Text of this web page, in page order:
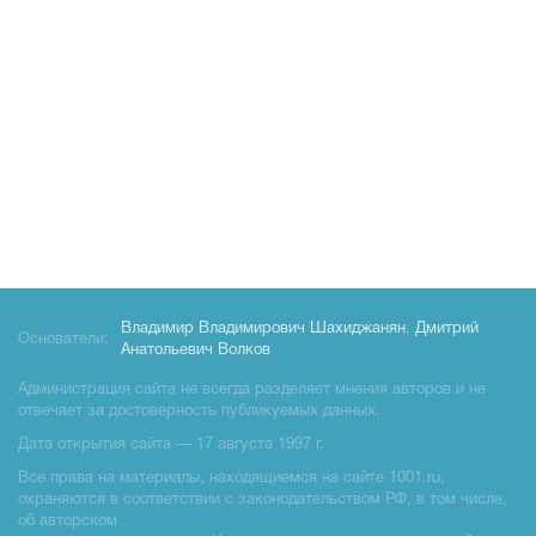
Основатели:
Владимир Владимирович Шахиджанян, Дмитрий
Анатольевич Волков
Администрация сайта не всегда разделяет мнения авторов и не
отвечает за достоверность публикуемых данных.
Дата открытия сайта — 17 августа 1997 г.
Все права на материалы, находящиемся на сайте 1001.ru,
охраняются в соответствии с законодательством РФ, в том числе,
об авторском